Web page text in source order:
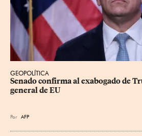
GEOPOLÍTICA
Senado confirma al exabogado de
general de EU
Por AFP